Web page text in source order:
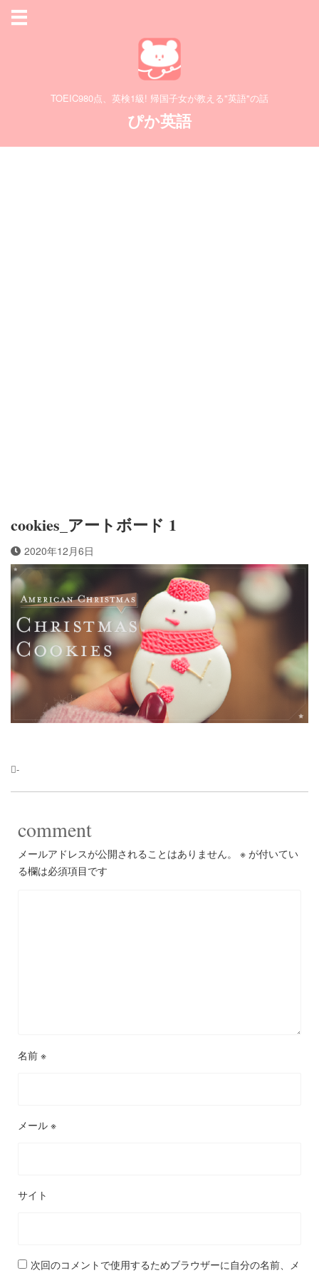
TOEIC980点、英検1級! 帰国子女が教える"英語"の話
ぴか英語
cookies_アートボード 1
2020年12月6日
-
comment
メールアドレスが公開されることはありません。 ※ が付いてい
る欄は必須項目です
名前 ※
メール ※
サイト
次回のコメントで使用するためブラウザーに自分の名前、メ